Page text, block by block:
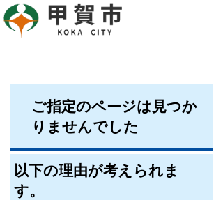
ご指定のページは見つか
りませんでした
以下の理由が考えられま
す。